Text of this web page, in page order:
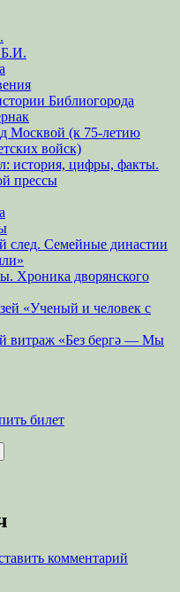
Библиогорода
Москвой (к 75-летию
войск)
история, цифры, факты.
прессы
след. Семейные династии
Хроника дворянского
«Ученый и человек с
витраж «Без бергə — Мы
билет
комментарий